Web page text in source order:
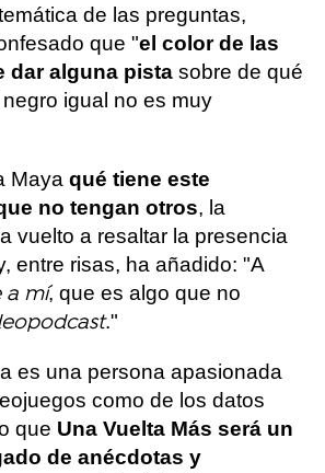
de las preguntas,
que "el color de las
dar alguna pista sobre de qué
igual no es muy
Maya qué tiene este
no tengan otros, la
vuelto a resaltar la presencia
entre risas, ha añadido: "A
a mí, que es algo que no
."
es una persona apasionada
como de los datos
que Una Vuelta Más será un
de anécdotas y